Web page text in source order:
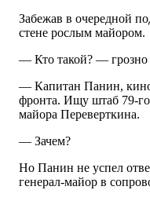
Забежав в очередной
стене рослым майором.
— Кто такой? — грозно
— Капитан Панин,
фронта. Ищу штаб 79-го
майора Переверткина.
— Зачем?
Но Панин не успел
генерал-майор в